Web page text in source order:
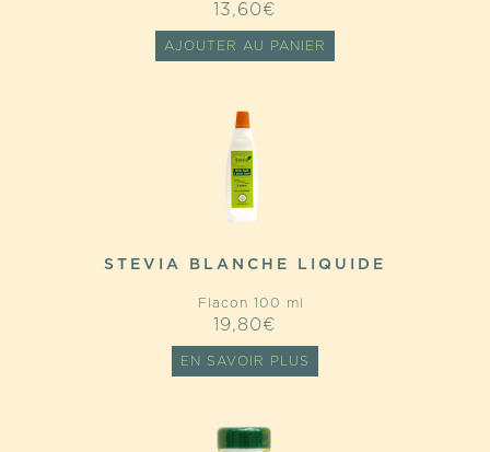
13,60€
AJOUTER AU PANIER
STEVIA BLANCHE LIQUIDE
Flacon 100 ml
19,80€
EN SAVOIR PLUS